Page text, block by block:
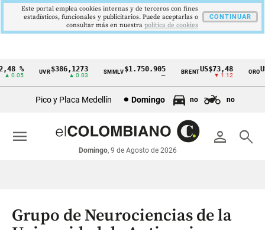
Cintillo
económicos
Colombia
%
0.05
UVR$386,1273
▲ 0.03
SMMLV$1.750.905 BRENTUS$73,48
▼ 1.12
ORO
Pico y Placa Medellín Domingo no no
person search
Domingo, 9 de Agosto de 2026
menu
Grupo de Neurociencias de la
Este portal emplea cookies internas y de terceros con fines
estadísticos, funcionales y publicitarios. Puede aceptarlas o
consultar más en nuestra politica de cookies
CONTINUAR